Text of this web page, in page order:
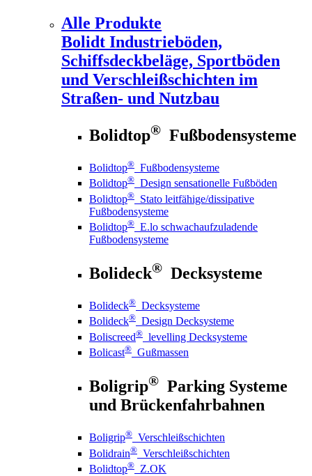
Alle Produkte
Bolidt Industrieböden,
Schiffsdeckbeläge, Sportböden
und Verschleißschichten im
Straßen- und Nutzbau
Bolidtop® Fußbodensysteme
Bolidtop® Fußbodensysteme
Bolidtop® Design sensationelle Fußböden
Bolidtop® Stato leitfähige/dissipative
Fußbodensysteme
Bolidtop® E.lo schwachaufzuladende
Fußbodensysteme
Bolideck® Decksysteme
Bolideck® Decksysteme
Bolideck® Design Decksysteme
Boliscreed® levelling Decksysteme
Bolicast® Gußmassen
Boligrip® Parking Systeme
und Brückenfahrbahnen
Boligrip® Verschleißschichten
Bolidrain® Verschleißschichten
Bolidtop® Z.OK